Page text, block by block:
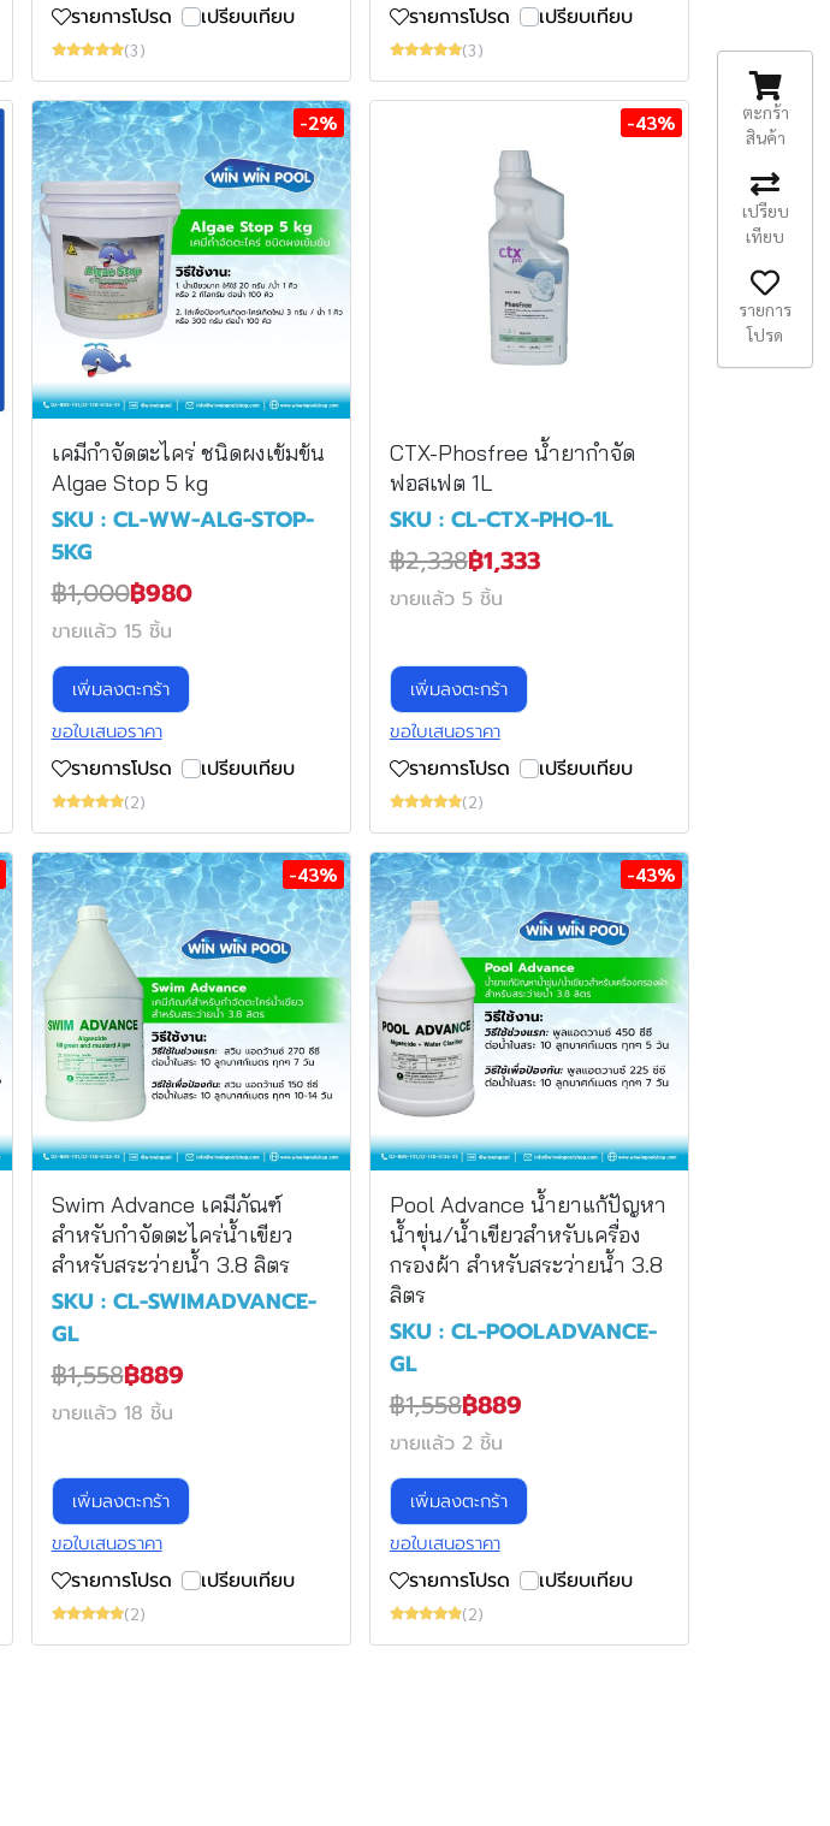
รายการโปรด เปรียบเทียบ
(3)
รายการโปรด เปรียบเทียบ
(3)
-2%
เคมีกำจัดตะไคร่ ชนิดผงเข้มข้น
Algae Stop 5 kg
SKU : CL-WW-ALG-STOP-
5KG
฿1,000฿980
ขายแล้ว 15 ชิ้น
เพิ่มลงตะกร้า
ขอใบเสนอราคา
รายการโปรด เปรียบเทียบ
(2)
-43%
CTX-Phosfree น้ำยากำจัด
ฟอสเฟต 1L
SKU : CL-CTX-PHO-1L
฿2,338฿1,333
ขายแล้ว 5 ชิ้น
เพิ่มลงตะกร้า
ขอใบเสนอราคา
รายการโปรด เปรียบเทียบ
(2)
-43%
Swim Advance เคมีภัณฑ์
สำหรับกำจัดตะไคร่น้ำเขียว
สำหรับสระว่ายน้ำ 3.8 ลิตร
SKU : CL-SWIMADVANCE-
GL
฿1,558฿889
ขายแล้ว 18 ชิ้น
เพิ่มลงตะกร้า
ขอใบเสนอราคา
รายการโปรด เปรียบเทียบ
(2)
-43%
Pool Advance น้ำยาแก้ปัญหา
น้ำขุ่น/น้ำเขียวสำหรับเครื่อง
กรองผ้า สำหรับสระว่ายน้ำ 3.8
ลิตร
SKU : CL-POOLADVANCE-
GL
฿1,558฿889
ขายแล้ว 2 ชิ้น
เพิ่มลงตะกร้า
ขอใบเสนอราคา
รายการโปรด เปรียบเทียบ
(2)
ตะกร้า
สินค้า
เปรียบ
เทียบ
รายการ
โปรด